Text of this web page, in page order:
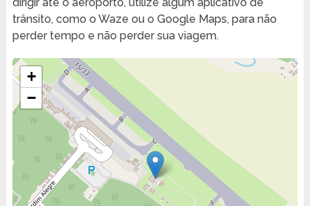
dirigir até o aeroporto, utilize algum aplicativo de
trânsito, como o Waze ou o Google Maps, para não
perder tempo e não perder sua viagem.
+
−